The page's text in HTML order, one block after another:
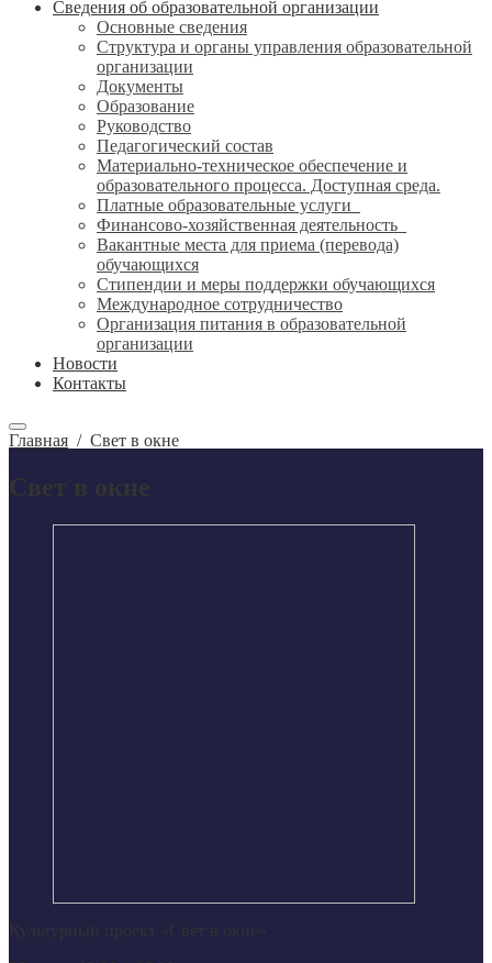
Сведения об образовательной организации
Основные сведения
Структура и органы управления образовательной
организации
Документы
Образование
Руководство
Педагогический состав
Материально-техническое обеспечение и
образовательного процесса. Доступная среда.
Платные образовательные услуги
Финансово-хозяйственная деятельность
Вакантные места для приема (перевода)
обучающихся
Стипендии и меры поддержки обучающихся
Международное сотрудничество
Организация питания в образовательной
организации
Новости
Контакты
Главная / Свет в окне